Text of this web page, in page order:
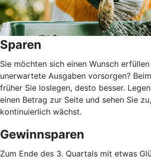
Sparen
Sie möchten sich einen Wunsch
unerwartete Ausgaben vorsorgen?
früher Sie loslegen, desto besser.
einen Betrag zur Seite und sehen Sie
kontinuierlich wächst.
Gewinnsparen
Zum Ende des 3. Quartals mit etwas